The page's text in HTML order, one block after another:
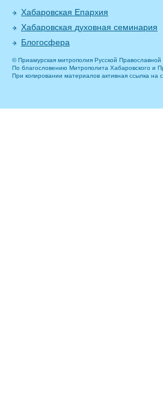
Хабаровская Епархия
Хабаровская духовная семинария
Блогосфера
© Приамурская митрополия Русской
По благословению Митрополита Хабаровского и
При копировании материалов активная ссылка на